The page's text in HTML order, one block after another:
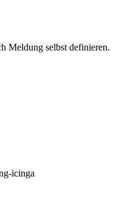
Meldung selbst definieren.
icinga